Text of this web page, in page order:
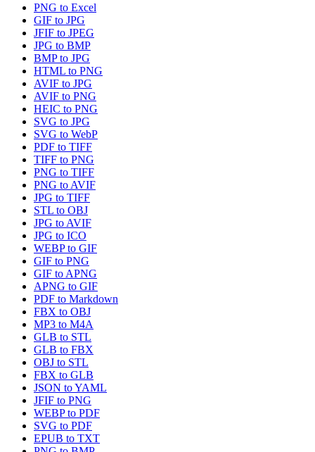
PNG to Excel
GIF to JPG
JFIF to JPEG
JPG to BMP
BMP to JPG
HTML to PNG
AVIF to JPG
AVIF to PNG
HEIC to PNG
SVG to JPG
SVG to WebP
PDF to TIFF
TIFF to PNG
PNG to TIFF
PNG to AVIF
JPG to TIFF
STL to OBJ
JPG to AVIF
JPG to ICO
WEBP to GIF
GIF to PNG
GIF to APNG
APNG to GIF
PDF to Markdown
FBX to OBJ
MP3 to M4A
GLB to STL
GLB to FBX
OBJ to STL
FBX to GLB
JSON to YAML
JFIF to PNG
WEBP to PDF
SVG to PDF
EPUB to TXT